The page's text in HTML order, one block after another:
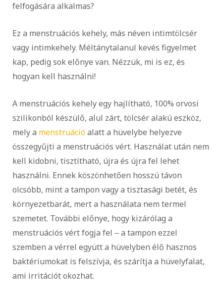
felfogására alkalmas?
Ez a menstruációs kehely, más néven intimtölcsér
vagy intimkehely. Méltánytalanul kevés figyelmet
kap, pedig sok előnye van. Nézzük, mi is ez, és
hogyan kell használni!
A menstruációs kehely egy hajlítható, 100% orvosi
szilikonból készülő, alul zárt, tölcsér alakú eszköz,
mely a menstruációalatt a hüvelybe helyezve
összegyűjti a menstruációs vért. Használat után nem
kell kidobni, tisztítható, újra és újra fel lehet
használni. Ennek köszönhetően hosszú távon
olcsóbb, mint a tampon vagy a tisztasági betét, és
környezetbarát, mert a használata nem termel
szemetet. További előnye, hogy kizárólag a
menstruációs vért fogja fel ‒ a tampon ezzel
szemben a vérrel együtt a hüvelyben élő hasznos
baktériumokat is felszívja, és szárítja a hüvelyfalat,
ami irritációt okozhat.